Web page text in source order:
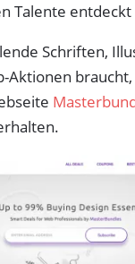
Talente entdeckt
Schriften,
Aktionen